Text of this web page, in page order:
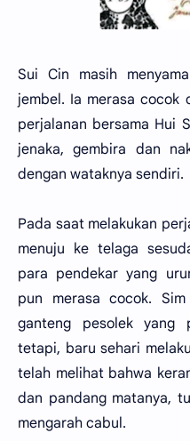
Sui Cin masih
jembel. Ia merasa cocok
perjalanan bersama Hui
jenaka, gembira dan
dengan wataknya sendiri.
Pada saat melakukan
menuju ke telaga
para pendekar yang
pun merasa cocok.
ganteng pesolek yang
tetapi, baru sehari
telah melihat bahwa
dan pandang matanya,
mengarah cabul.